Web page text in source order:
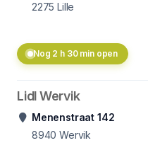
2275 Lille
Nog 2 h 30 min open
Lidl Wervik
Menenstraat 142
8940 Wervik